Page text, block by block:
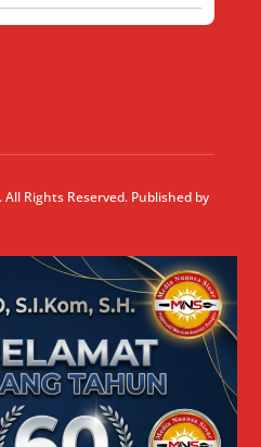
Rights Reserved. Published by